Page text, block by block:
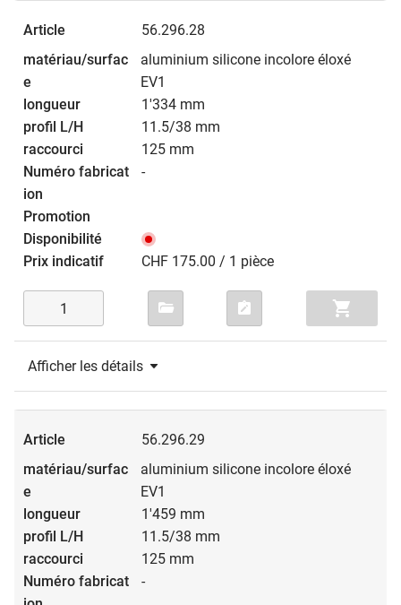
56.296.28
aluminium silicone incolore éloxé
EV1
1'334 mm
11.5/38 mm
125 mm
-
CHF 175.00 / 1 pièce
Afficher les détails
56.296.29
aluminium silicone incolore éloxé
EV1
1'459 mm
11.5/38 mm
125 mm
-